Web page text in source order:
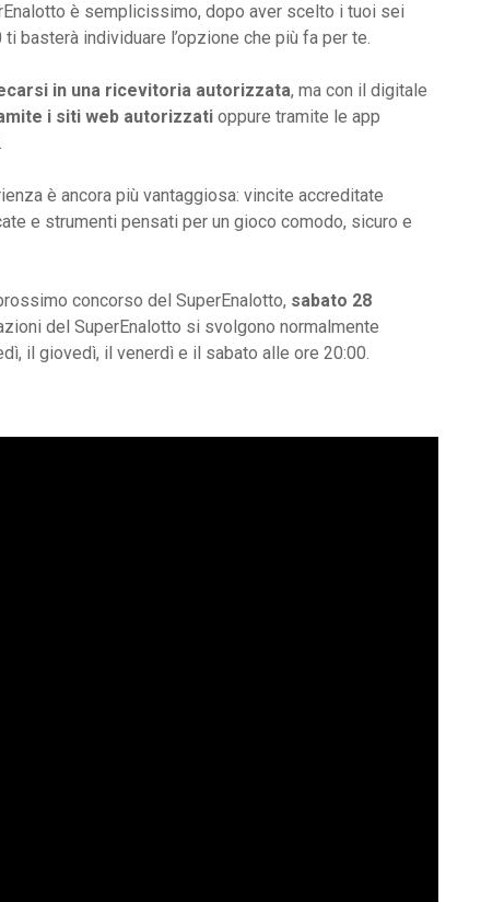
è semplicissimo, dopo aver scelto i tuoi sei
basterà individuare l’opzione che più fa per te.
in una ricevitoria autorizzata, ma con il digitale
i siti web autorizzati oppure tramite le app
.
è ancora più vantaggiosa: vincite accreditate
e strumenti pensati per un gioco comodo, sicuro e
concorso del SuperEnalotto, sabato 28
del SuperEnalotto si svolgono normalmente
il giovedì, il venerdì e il sabato alle ore 20:00.